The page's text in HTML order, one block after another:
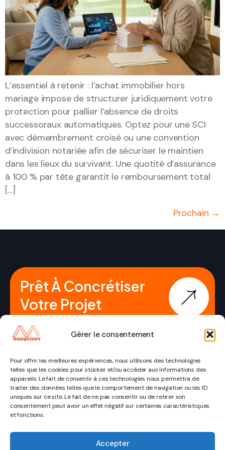
Gérer le consentement
Pour offrir les meilleures expériences, nous utilisons des technologies
telles que les cookies pour stocker et/ou accéder aux informations des
appareils. Le fait de consentir à ces technologies nous permettra de
traiter des données telles que le comportement de navigation ou les ID
uniques sur ce site. Le fait de ne pas consentir ou de retirer son
consentement peut avoir un effet négatif sur certaines caractéristiques
et fonctions.
Accepter
L’essentiel à retenir : l’achat immobilier hors
mariage impose de structurer juridiquement votre
protection pour pallier l’absence de droits
successoraux automatiques. Optez pour une SCI
avec démembrement croisé ou une convention
d’indivision notariée afin de sécuriser le maintien
dans les lieux du survivant. Une quotité d’assurance
à 100 % par tête garantit le remboursement total
[…]
Prochain →
Prêt À Concrétiser
Votre Projet
Immobilier ?
pagesCatégorie
contact@marquiant.fr